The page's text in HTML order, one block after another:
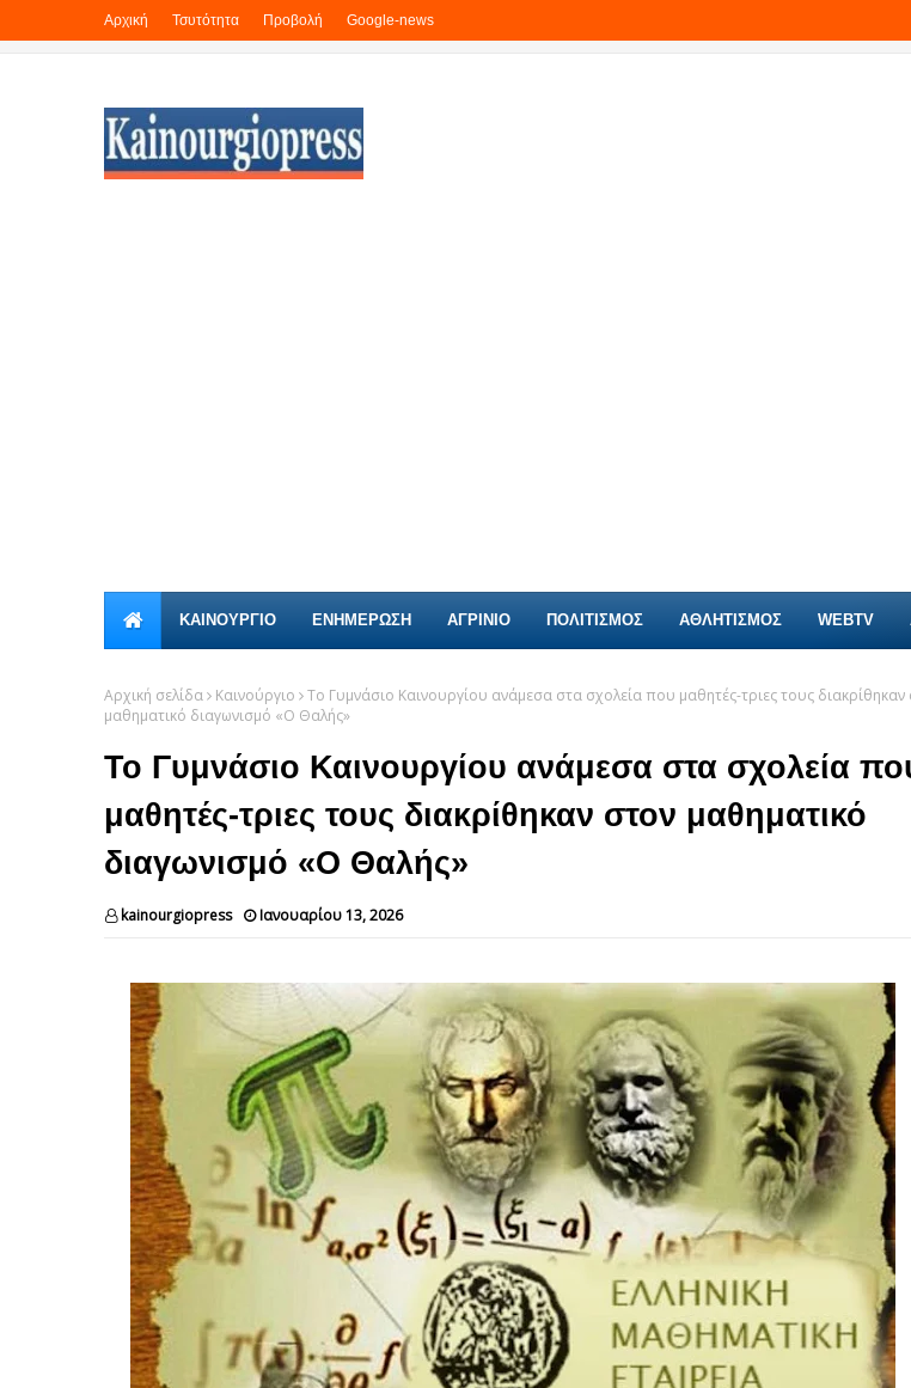
Αρχική Τσυτότητα Προβολή Google-news
ΚΑΙΝΟΎΡΓΙΟ ΕΝΗΜΕΡΩΣΗ ΑΓΡΙΝΙΟ ΠΟΛΙΤΙΣΜΟΣ ΑΘΛΗΤΙΣΜΟΣ WEBTV
Αρχική σελίδα Καινούργιο
Το Γυμνάσιο Καινουργίου ανάμεσα στα σχολεία που μαθητές-τριες τους διακρίθηκαν
μαθηματικό διαγωνισμό «Ο Θαλής»
Το Γυμνάσιο Καινουργίου ανάμεσα στα σχολεία
μαθητές-τριες τους διακρίθηκαν στον μαθηματικό
διαγωνισμό «Ο Θαλής»
kainourgiopress Ιανουαρίου 13, 2026